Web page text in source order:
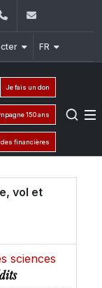
+961 (1) 421 581
FR
Je fais un don
150 ans
financières
vol et
sciences